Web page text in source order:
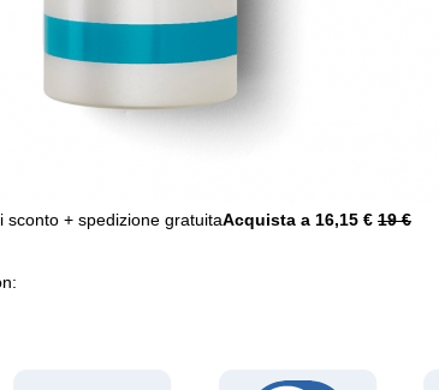
sconto + spedizione gratuitaAcquista a 16,15 € 19 €